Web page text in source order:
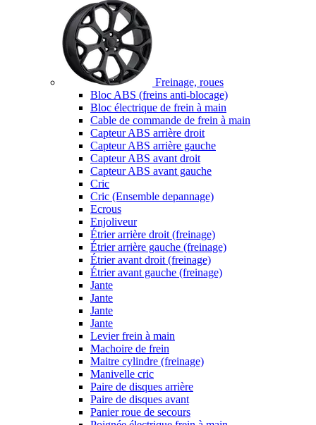
Freinage, roues
Bloc ABS (freins anti-blocage)
Bloc électrique de frein à main
Cable de commande de frein à main
Capteur ABS arrière droit
Capteur ABS arrière gauche
Capteur ABS avant droit
Capteur ABS avant gauche
Cric
Cric (Ensemble depannage)
Ecrous
Enjoliveur
Étrier arrière droit (freinage)
Étrier arrière gauche (freinage)
Étrier avant droit (freinage)
Étrier avant gauche (freinage)
Jante
Jante
Jante
Jante
Levier frein à main
Machoire de frein
Maitre cylindre (freinage)
Manivelle cric
Paire de disques arrière
Paire de disques avant
Panier roue de secours